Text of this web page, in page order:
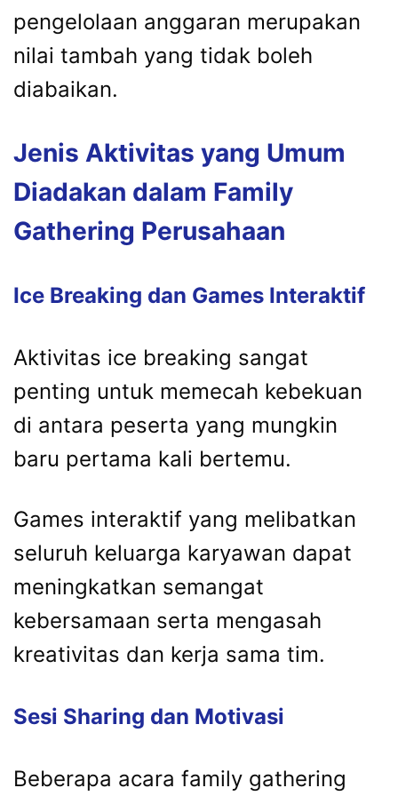
pengelolaan anggaran merupakan
nilai tambah yang tidak boleh
diabaikan.
Jenis Aktivitas yang Umum
Diadakan dalam Family
Gathering Perusahaan
Ice Breaking dan Games Interaktif
Aktivitas ice breaking sangat
penting untuk memecah kebekuan
di antara peserta yang mungkin
baru pertama kali bertemu.
Games interaktif yang melibatkan
seluruh keluarga karyawan dapat
meningkatkan semangat
kebersamaan serta mengasah
kreativitas dan kerja sama tim.
Sesi Sharing dan Motivasi
Beberapa acara family gathering